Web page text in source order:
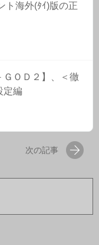
ト海外(ﾀｲ)版の正
ＯＤ２】、＜徹
定編
次の記事